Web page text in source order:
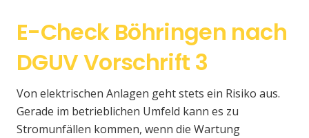
E-Check Böhringen nach
DGUV Vorschrift 3
Von elektrischen Anlagen geht stets ein Risiko aus.
Gerade im betrieblichen Umfeld kann es zu
Stromunfällen kommen, wenn die Wartung